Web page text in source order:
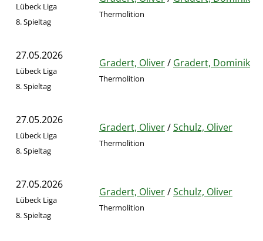
Lübeck Liga
8. Spieltag
Thermolition
27.05.2026
Lübeck Liga
8. Spieltag
Gradert, Oliver/ Gradert, Dominik
Thermolition
27.05.2026
Lübeck Liga
8. Spieltag
Gradert, Oliver/Schulz, Oliver
Thermolition
27.05.2026
Lübeck Liga
8. Spieltag
Gradert, Oliver/Schulz, Oliver
Thermolition